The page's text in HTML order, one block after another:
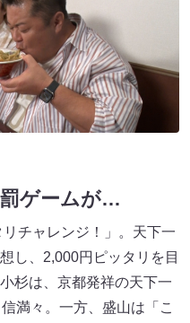
ゲームが…
チャレンジ！」。天下一
し、2,000円ピッタリを目
杉は、京都発祥の天下一
満々。一方、盛山は「こ